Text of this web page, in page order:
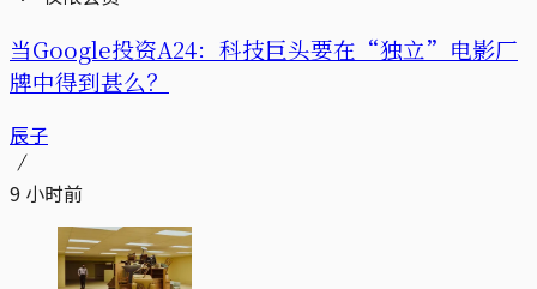
当Google投资A24：科技巨头要在“独立”电影厂
牌中得到甚么？
辰子
9 小时前